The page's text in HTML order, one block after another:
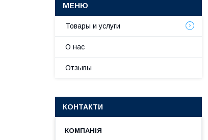
Товары и услуги
О нас
Отзывы
КОНТАКТИ